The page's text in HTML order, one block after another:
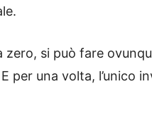
si può fare
per una volta, l’unico